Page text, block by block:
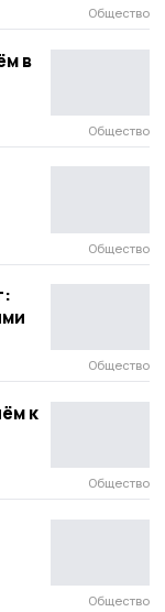
Общество
в
Общество
Общество
Общество
к
Общество
Общество